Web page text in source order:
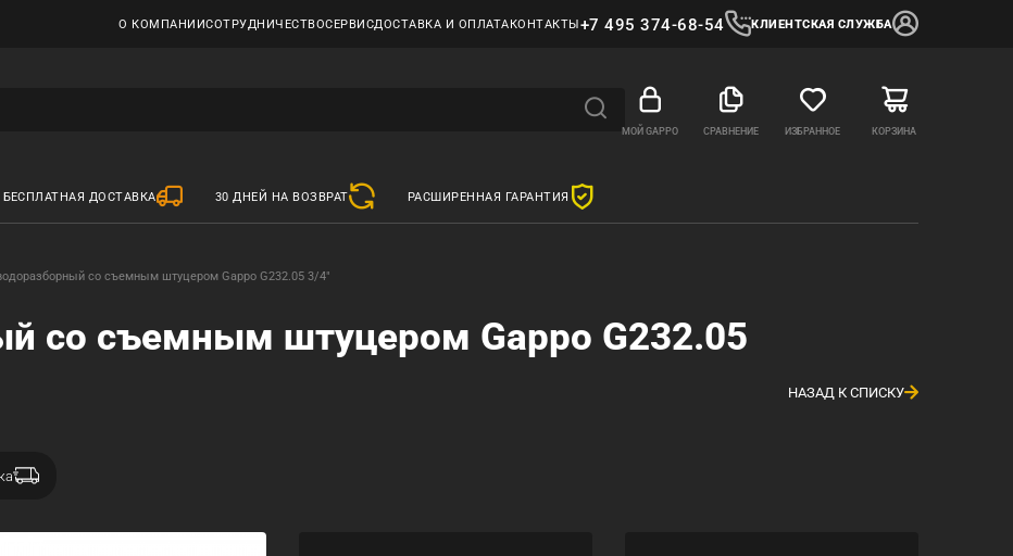
О КОМПАНИИСОТРУДНИЧЕСТВОСЕРВИСДОСТАВКА И ОПЛАТАКОНТАКТЫ+7 495 374-68-54 КЛИЕНТСКАЯ СЛУЖБА
МОЙ GAPPO СРАВНЕНИЕ ИЗБРАННОЕ КОРЗИНА
БЕСПЛАТНАЯ ДОСТАВКА 30 ДНЕЙ НА ВОЗВРАТ РАСШИРЕННАЯ ГАРАНТИЯ
со съемным штуцером Gappo G232.05 3/4"
со съемным штуцером Gappo G232.05
НАЗАД К СПИСКУ